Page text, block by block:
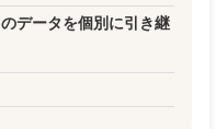
データを個別に引き継